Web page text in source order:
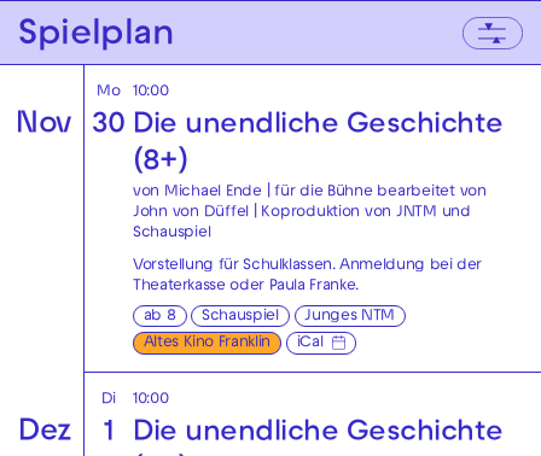
Zur Hauptnavigation springen
Spielplan
Nov
Mo
30
10:00
Die unendliche Geschichte
(8+)
von Michael Ende | für die Bühne bearbeitet von
John von Düffel | Koproduktion von JNTM und
Schauspiel
Vorstellung für Schulklassen. Anmeldung bei der
Theaterkasseoder Paula Franke.
ab 8 Schauspiel
Junges NTM
Altes Kino Franklin
iCal
Dez
Di
1
10:00
Die unendliche Geschichte